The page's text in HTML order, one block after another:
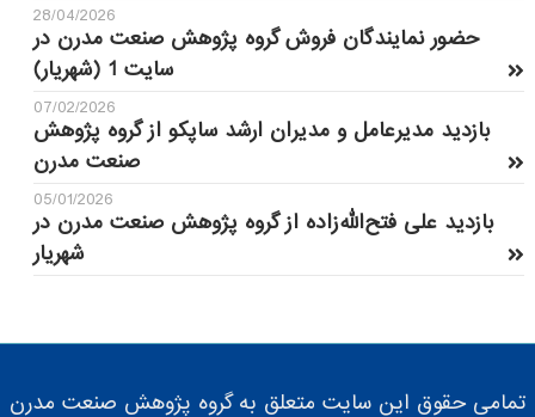
28/04/2026
حضور نمایندگان فروش گروه پژوهش صنعت مدرن در
سایت 1 (شهریار)
07/02/2026
بازدید مدیرعامل و مدیران ارشد ساپکو از گروه پژوهش
صنعت مدرن
05/01/2026
بازدید علی فتح‌الله‌زاده از گروه پژوهش صنعت مدرن در
شهریار
تمامی حقوق این سایت متعلق به گروه پژوهش صنعت مدرن